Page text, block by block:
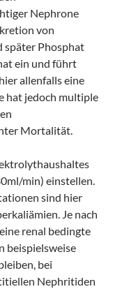
Nephrone
von
später Phosphat
ein und führt
allenfalls eine
hat jedoch multiple
Mortalität.
min) einstellen.
sind hier
Je nach
renal bedingte
beispielsweise
bei
Nephritiden